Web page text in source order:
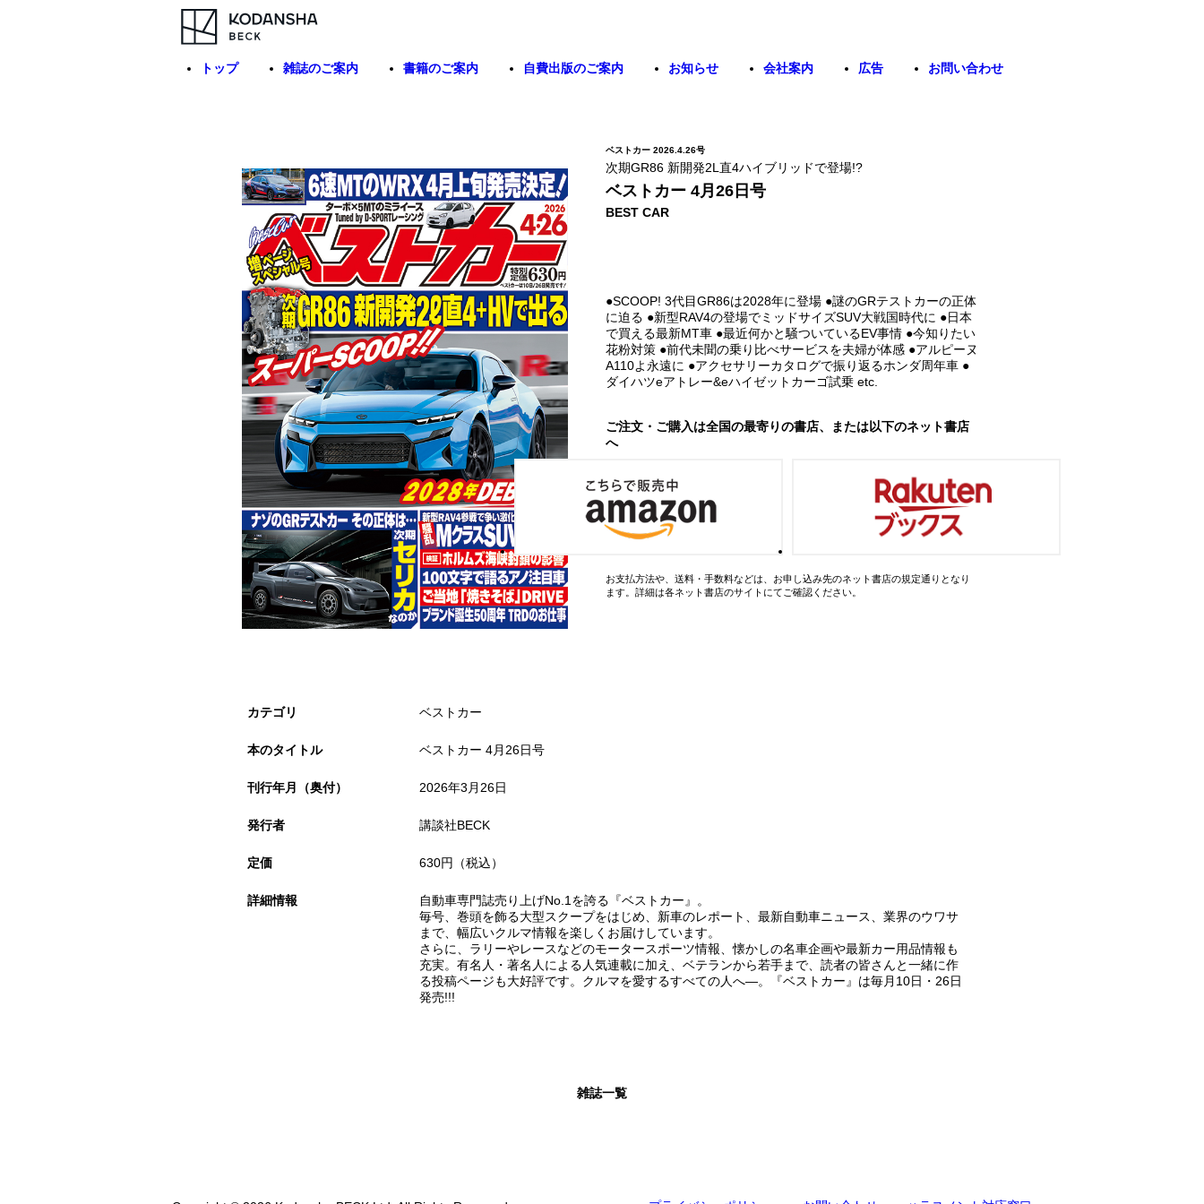
トップ 雑誌のご案内 書籍のご案内 自費出版のご案内 お知らせ 会社案内 広告 お問い合わせ
ベストカー 2026.4.26号
次期GR86 新開発2L直4ハイブリッドで登場!?
ベストカー 4月26日号
BEST CAR
●SCOOP! 3代目GR86は2028年に登場 ●謎のGRテストカーの正体
に迫る ●新型RAV4の登場でミッドサイズSUV大戦国時代に ●日本
で買える最新MT車 ●最近何かと騒ついているEV事情 ●今知りたい
花粉対策 ●前代未聞の乗り比べサービスを夫婦が体感 ●アルピーヌ
A110よ永遠に ●アクセサリーカタログで振り返るホンダ周年車 ●
ダイハツeアトレー&eハイゼットカーゴ試乗 etc.
ご注文・ご購入は全国の最寄りの書店、または以下のネット書店
へ
お支払方法や、送料・手数料などは、お申し込み先のネット書店の規定通りとなり
ます。詳細は各ネット書店のサイトにてご確認ください。
カテゴリ ベストカー
本のタイトル ベストカー 4月26日号
刊行年月（奥付） 2026年3月26日
発行者 講談社BECK
定価 630円（税込）
詳細情報
自動車専門誌売り上げNo.1を誇る『ベストカー』。
毎号、巻頭を飾る大型スクープをはじめ、新車のレポート、最新自動車ニュース、業界のウワサ
まで、幅広いクルマ情報を楽しくお届けしています。
さらに、ラリーやレースなどのモータースポーツ情報、懐かしの名車企画や最新カー用品情報も
充実。有名人・著名人による人気連載に加え、ベテランから若手まで、読者の皆さんと一緒に作
る投稿ページも大好評です。クルマを愛するすべての人へ―。『ベストカー』は毎月10日・26日
発売!!!
雑誌一覧